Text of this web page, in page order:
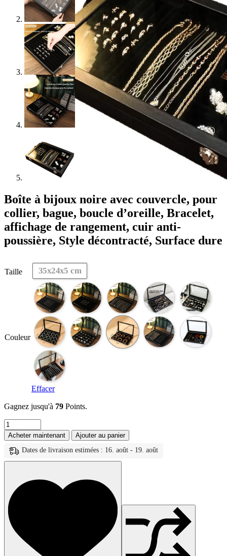
Boîte à bijoux noire avec couvercle, pour
collier, bague, boucle d’oreille, Bracelet,
affichage de rangement, cuir anti-
poussière, Style décontracté, Surface dure
Taille 35x24x5 cm
Couleur
Effacer
Gagnez jusqu'à 79 Points.
quantité
de
Boîte
bijoux
couvercle,
pour
collier,
bague,
boucle
d'oreille,
Bracelet,
affichage
Acheter maintenant
Ajouter au panier
Dates de livraison estimées : 16. août - 19. août